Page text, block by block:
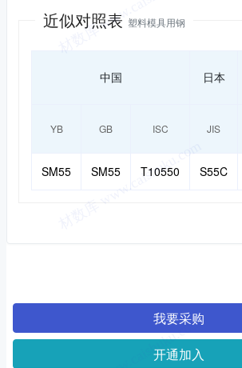
近似对照表 塑料模具用钢
中国 日本
YB GB ISC JIS
SM55 SM55 T10550 S55C
我要采购
开通加入